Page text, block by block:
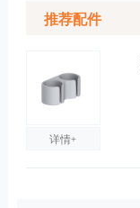
推荐配件
详情+